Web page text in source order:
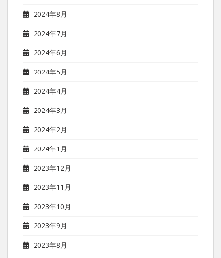
2024年8月
2024年7月
2024年6月
2024年5月
2024年4月
2024年3月
2024年2月
2024年1月
2023年12月
2023年11月
2023年10月
2023年9月
2023年8月